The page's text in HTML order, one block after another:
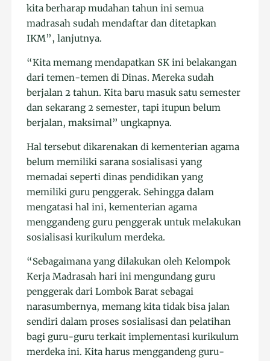
kita berharap mudahan tahun ini semua
madrasah sudah mendaftar dan ditetapkan
IKM”, lanjutnya.
“Kita memang mendapatkan SK ini belakangan
dari temen-temen di Dinas. Mereka sudah
berjalan 2 tahun. Kita baru masuk satu semester
dan sekarang 2 semester, tapi itupun belum
berjalan, maksimal” ungkapnya.
Hal tersebut dikarenakan di kementerian agama
belum memiliki sarana sosialisasi yang
memadai seperti dinas pendidikan yang
memiliki guru penggerak. Sehingga dalam
mengatasi hal ini, kementerian agama
menggandeng guru penggerak untuk melakukan
sosialisasi kurikulum merdeka.
“Sebagaimana yang dilakukan oleh Kelompok
Kerja Madrasah hari ini mengundang guru
penggerak dari Lombok Barat sebagai
narasumbernya, memang kita tidak bisa jalan
sendiri dalam proses sosialisasi dan pelatihan
bagi guru-guru terkait implementasi kurikulum
merdeka ini. Kita harus menggandeng guru-